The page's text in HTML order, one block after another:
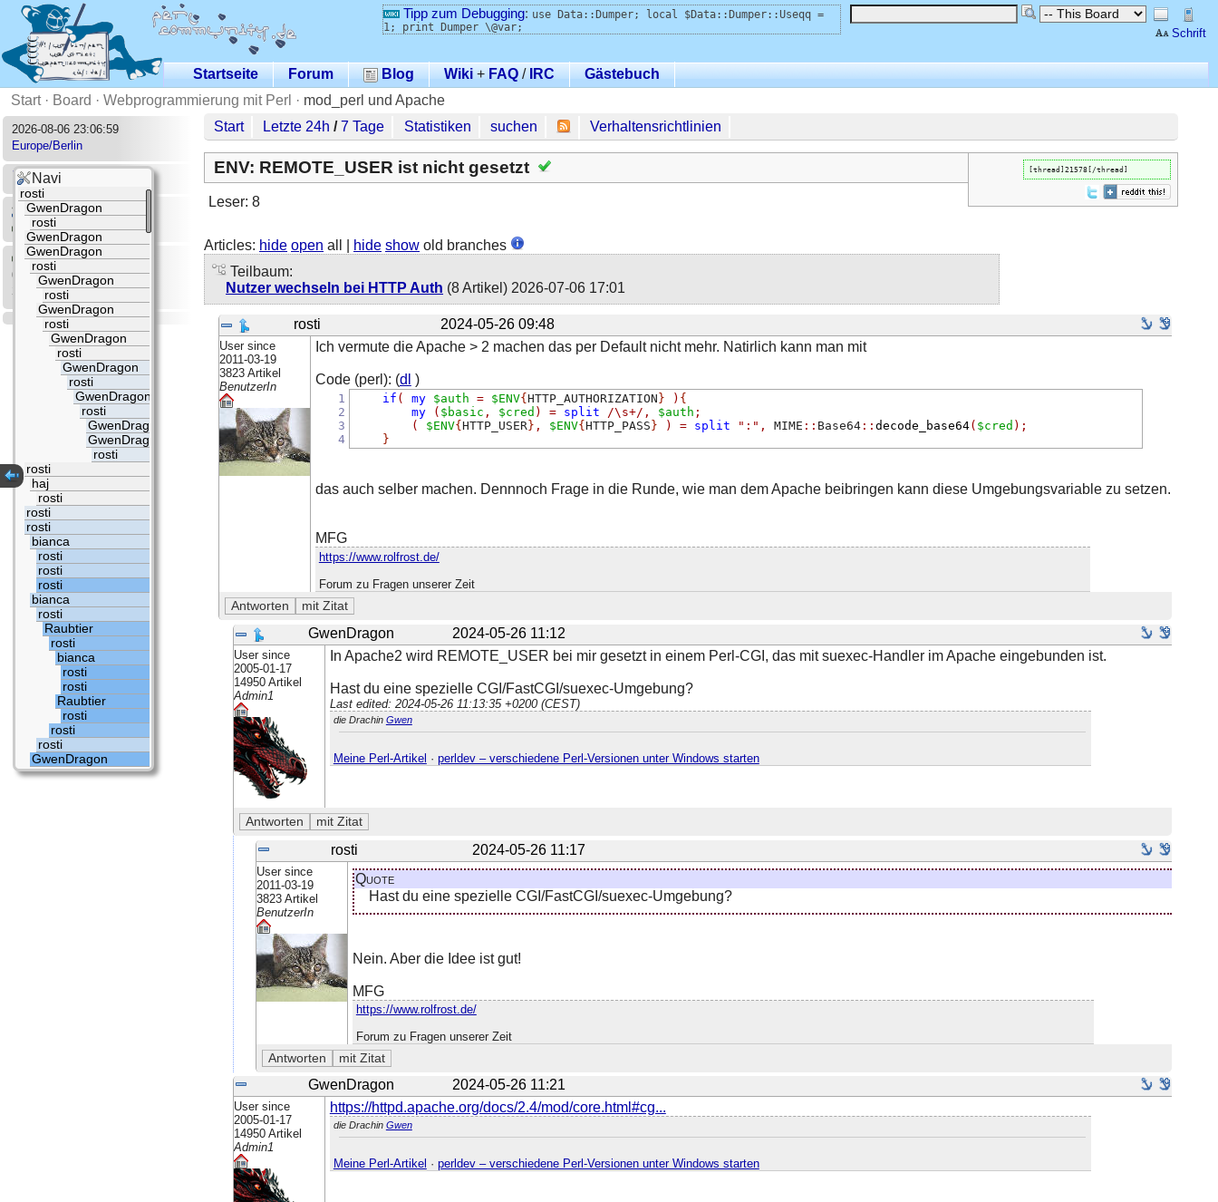
Schrift
Tipp zum Debugging: use Data::Dumper; local $Data::Dumper::Useqq =
1; print Dumper \@var;
Startseite Forum Blog Wiki+ FAQ /IRC
Gästebuch
Start· Board · Webprogrammierung mit Perl · mod_perl und Apache
2026-08-06 23:06:59
Europe/Berlin
Einloggen
Einstellungen
Statistics
Jemand zu Hause?
0 Benutzer online
3 Gäste
Start Letzte 24h /7 Tage Statistiken suchen Verhaltensrichtlinien
[thread]21578[/thread]
ENV: REMOTE_USER ist nicht gesetzt
Leser: 8
Articles: hide open all | hide show old branches
Teilbaum:
Nutzer wechseln bei HTTP Auth (8 Artikel) 2026-07-06 17:01
rosti 2024-05-26 09:48
User since
2011-03-19
3823 Artikel
BenutzerIn
Ich vermute die Apache > 2 machen das per Default nicht mehr. Natirlich kann man mit
Code (perl): (dl )
1
2
3
4
if ( my $auth = $ENV{ HTTP_AUTHORIZATION } ) {
my
( $basic , $cred ) = split /\s+/ , $auth ;
(
$ENV{ HTTP_USER} , $ENV{ HTTP_PASS } ) = split ":" , MIME :: Base64:: decode_base64( $cred );
}
das auch selber machen. Dennnoch Frage in die Runde, wie man dem Apache beibringen kann diese Umgebungsvariable zu setzen.
MFG
https://www.rolfrost.de/
Forum zu Fragen unserer Zeit
GwenDragon 2024-05-26 11:12
User since
2005-01-17
14950 Artikel
Admin1
In Apache2 wird REMOTE_USER bei mir gesetzt in einem Perl-CGI, das mit suexec-Handler im Apache eingebunden ist.
Hast du eine spezielle CGI/FastCGI/suexec-Umgebung?
Last edited: 2024-05-26 11:13:35 +0200 (CEST)
die Drachin Gwen
Meine Perl-Artikel · perldev – verschiedene Perl-Versionen unter Windows starten
rosti 2024-05-26 11:17
User since
2011-03-19
3823 Artikel
BenutzerIn
Quote
Hast du eine spezielle CGI/FastCGI/suexec-Umgebung?
Nein. Aber die Idee ist gut!
MFG
https://www.rolfrost.de/
Forum zu Fragen unserer Zeit
GwenDragon 2024-05-26 11:21
User since
2005-01-17
14950 Artikel
Admin1
https://httpd.apache.org/docs/2.4/mod/core.html#cg...
die Drachin Gwen
Meine Perl-Artikel · perldev – verschiedene Perl-Versionen unter Windows starten
Navi
rosti
GwenDragon
rosti
GwenDragon
GwenDragon
rosti
GwenDragon
rosti
GwenDragon
rosti
GwenDragon
rosti
GwenDragon
rosti
GwenDragon
rosti
GwenDragon
GwenDragon
rosti
rosti
haj
rosti
rosti
rosti
bianca
rosti
rosti
rosti
bianca
rosti
Raubtier
rosti
bianca
rosti
rosti
Raubtier
rosti
rosti
rosti
GwenDragon